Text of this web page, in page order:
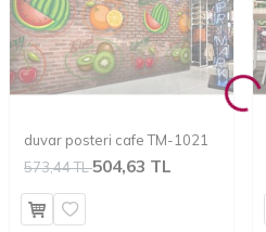
duvar posteri cafe TM-1021
573,44 TL504,63 TL